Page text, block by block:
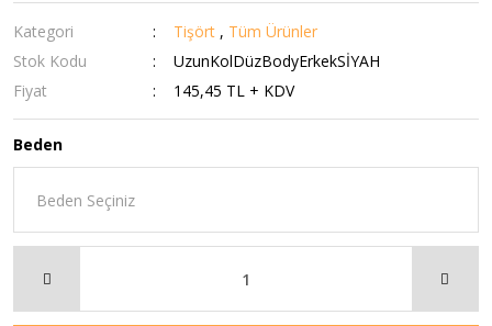
Kategori Tişört , Tüm Ürünler
Stok Kodu
UzunKolDüzBodyErkekSİYAH
Fiyat
145,45 TL + KDV
Beden